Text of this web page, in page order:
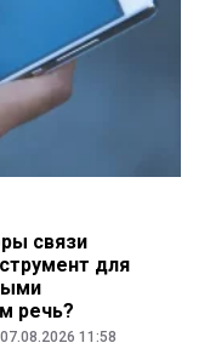
связи
для
речь?
07.08.2026 11:58